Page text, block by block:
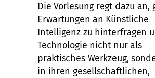
Die Vorlesung regt dazu an,
Erwartungen an Künstliche
Intelligenz zu hinterfragen
Technologie nicht nur als
praktisches Werkzeug,
in ihren gesellschaftlichen,